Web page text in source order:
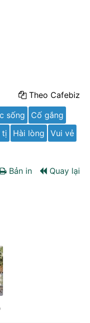
Theo Cafebiz
sống
Cố gắng
tị Hài lòng Vui vẻ
Bản in Quay lại